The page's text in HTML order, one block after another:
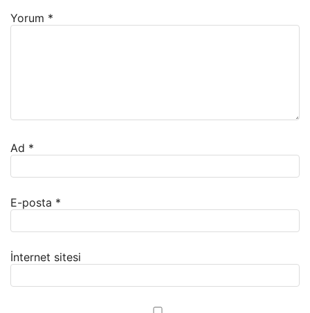
Yorum *
Ad *
E-posta *
İnternet sitesi